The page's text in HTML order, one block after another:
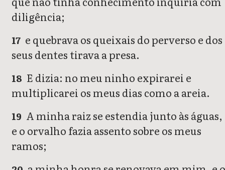
diligência;
17 e quebrava os queixais do perverso e dos
seus dentes tirava a presa.
18 E dizia: no meu ninho expirarei e
multiplicarei os meus dias como a areia.
19 A minha raiz se estendia junto às águas,
e o orvalho fazia assento sobre os meus
ramos;